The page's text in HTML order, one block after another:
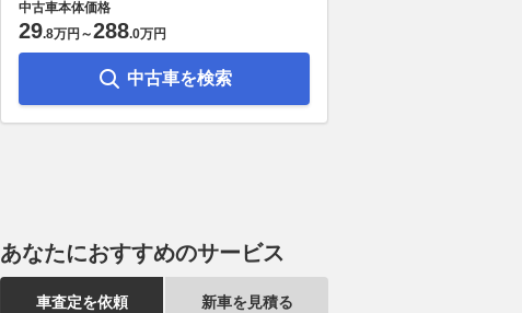
中古車本体価格
29.8万円 ～288.0万円
中古車を検索
あなたにおすすめのサービス
車査定を依頼 新車を見積る